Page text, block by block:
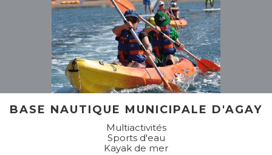
BASE NAUTIQUE MUNICIPALE D'AGAY
Multiactivités
Sports d'eau
Kayak de mer